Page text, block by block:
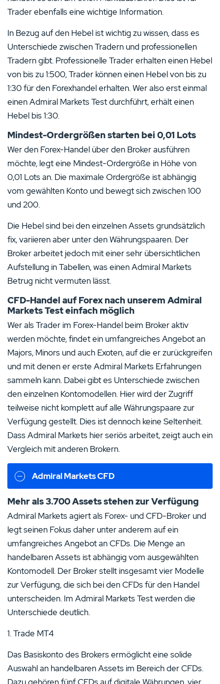
Trader ebenfalls eine wichtige Information.
In Bezug auf den Hebel ist wichtig zu wissen, dass es
Unterschiede zwischen Tradern und professionellen
Tradern gibt. Professionelle Trader erhalten einen Hebel
von bis zu 1:500, Trader können einen Hebel von bis zu
1:30 für den Forexhandel erhalten. Wer also erst einmal
einen Admiral Markets Test durchführt, erhält einen
Hebel bis 1:30.
Mindest-Ordergrößen starten bei 0,01 Lots
Wer den Forex-Handel über den Broker ausführen
möchte, legt eine Mindest-Ordergröße in Höhe von
0,01 Lots an. Die maximale Ordergröße ist abhängig
vom gewählten Konto und bewegt sich zwischen 100
und 200.
Die Hebel sind bei den einzelnen Assets grundsätzlich
fix, variieren aber unter den Währungspaaren. Der
Broker arbeitet jedoch mit einer sehr übersichtlichen
Aufstellung in Tabellen, was einen Admiral Markets
Betrug nicht vermuten lässt.
CFD-Handel auf Forex nach unserem Admiral
Markets Test einfach möglich
Wer als Trader im Forex-Handel beim Broker aktiv
werden möchte, findet ein umfangreiches Angebot an
Majors, Minors und auch Exoten, auf die er zurückgreifen
und mit denen er erste Admiral Markets Erfahrungen
sammeln kann. Dabei gibt es Unterschiede zwischen
den einzelnen Kontomodellen. Hier wird der Zugriff
teilweise nicht komplett auf alle Währungspaare zur
Verfügung gestellt. Dies ist dennoch keine Seltenheit.
Dass Admiral Markets hier seriös arbeitet, zeigt auch ein
Vergleich mit anderen Brokern.
Admiral Markets CFD
Mehr als 3.700 Assets stehen zur Verfügung
Admiral Markets agiert als Forex- und CFD-Broker und
legt seinen Fokus daher unter anderem auf ein
umfangreiches Angebot an CFDs. Die Menge an
handelbaren Assets ist abhängig vom ausgewählten
Kontomodell. Der Broker stellt insgesamt vier Modelle
zur Verfügung, die sich bei den CFDs für den Handel
unterscheiden. Im Admiral Markets Test werden die
Unterschiede deutlich.
1. Trade MT4
Das Basiskonto des Brokers ermöglicht eine solide
Auswahl an handelbaren Assets im Bereich der CFDs.